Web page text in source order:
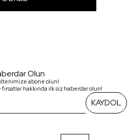
Olun
abone olun!
hakkında ilk siz haberdar olun!
KAYDOL